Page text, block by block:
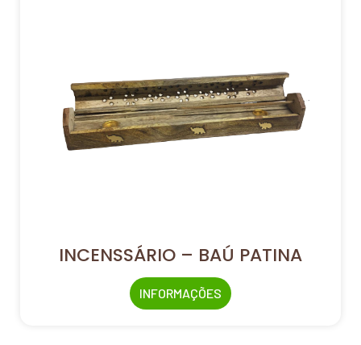
INCENSSÁRIO – BAÚ PATINA
INFORMAÇÕES